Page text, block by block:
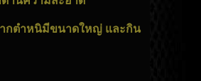
ากตำหนิมีขนาดใหญ่ และกิน